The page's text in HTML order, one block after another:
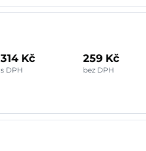
314 Kč
s DPH
259 Kč
bez DPH